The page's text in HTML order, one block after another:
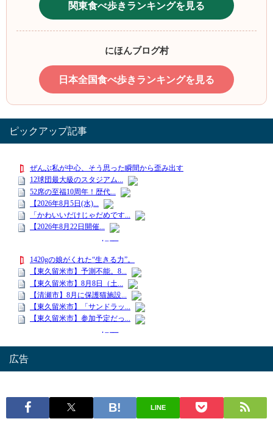
関東食べ歩きランキングを見る
にほんブログ村
日本全国食べ歩きランキングを見る
ピックアップ記事
広告
LINE